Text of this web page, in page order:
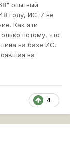
опытный
году, ИС-7 не
Как эти
потому, что
на базе ИС.
на
4